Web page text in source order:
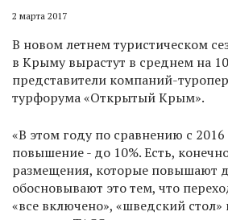
2 марта 2017
В новом летнем туристическом
в Крыму вырастут в среднем на
представители компаний-
турфорума «Открытый Крым».
«В этом году по сравнению с
повышение - до 10%. Есть,
размещения, которые повышают
обосновывают это тем, что
«все включено», «шведский стол»